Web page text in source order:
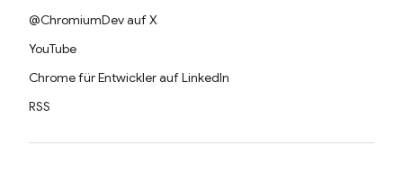
@ChromiumDev auf X
YouTube
Chrome für Entwickler auf LinkedIn
RSS